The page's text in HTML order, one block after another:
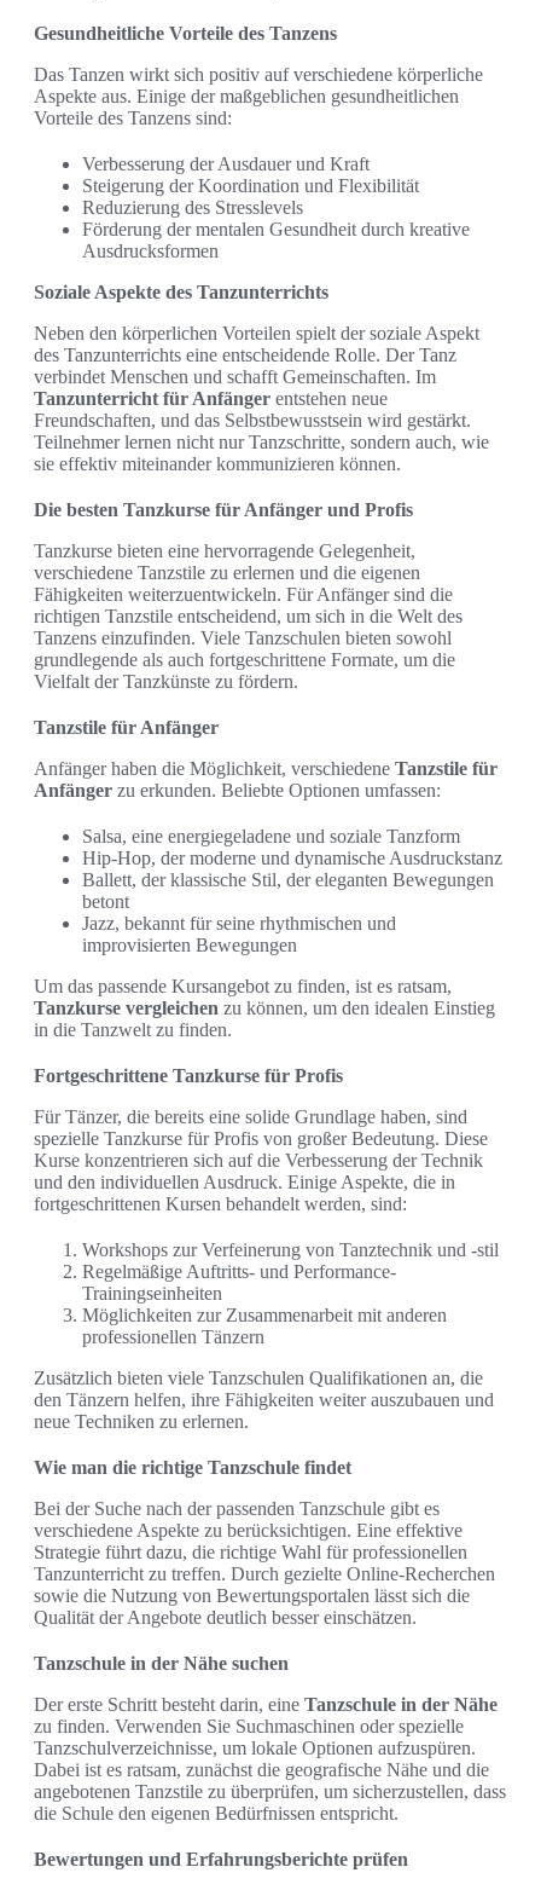
Gesundheitliche Vorteile des Tanzens
Das Tanzen wirkt sich positiv auf verschiedene körperliche
Aspekte aus. Einige der maßgeblichen gesundheitlichen
Vorteile des Tanzens sind:
Verbesserung der Ausdauer und Kraft
Steigerung der Koordination und Flexibilität
Reduzierung des Stresslevels
Förderung der mentalen Gesundheit durch kreative
Ausdrucksformen
Soziale Aspekte des Tanzunterrichts
Neben den körperlichen Vorteilen spielt der soziale Aspekt
des Tanzunterrichts eine entscheidende Rolle. Der Tanz
verbindet Menschen und schafft Gemeinschaften. Im
Tanzunterricht für Anfänger entstehen neue
Freundschaften, und das Selbstbewusstsein wird gestärkt.
Teilnehmer lernen nicht nur Tanzschritte, sondern auch, wie
sie effektiv miteinander kommunizieren können.
Die besten Tanzkurse für Anfänger und Profis
Tanzkurse bieten eine hervorragende Gelegenheit,
verschiedene Tanzstile zu erlernen und die eigenen
Fähigkeiten weiterzuentwickeln. Für Anfänger sind die
richtigen Tanzstile entscheidend, um sich in die Welt des
Tanzens einzufinden. Viele Tanzschulen bieten sowohl
grundlegende als auch fortgeschrittene Formate, um die
Vielfalt der Tanzkünste zu fördern.
Tanzstile für Anfänger
Anfänger haben die Möglichkeit, verschiedene Tanzstile für
Anfänger zu erkunden. Beliebte Optionen umfassen:
Salsa, eine energiegeladene und soziale Tanzform
Hip-Hop, der moderne und dynamische Ausdruckstanz
Ballett, der klassische Stil, der eleganten Bewegungen
betont
Jazz, bekannt für seine rhythmischen und
improvisierten Bewegungen
Um das passende Kursangebot zu finden, ist es ratsam,
Tanzkurse vergleichen zu können, um den idealen Einstieg
in die Tanzwelt zu finden.
Fortgeschrittene Tanzkurse für Profis
Für Tänzer, die bereits eine solide Grundlage haben, sind
spezielle Tanzkurse für Profis von großer Bedeutung. Diese
Kurse konzentrieren sich auf die Verbesserung der Technik
und den individuellen Ausdruck. Einige Aspekte, die in
fortgeschrittenen Kursen behandelt werden, sind:
Workshops zur Verfeinerung von Tanztechnik und -stil
Regelmäßige Auftritts- und Performance-
Trainingseinheiten
Möglichkeiten zur Zusammenarbeit mit anderen
professionellen Tänzern
Zusätzlich bieten viele Tanzschulen Qualifikationen an, die
den Tänzern helfen, ihre Fähigkeiten weiter auszubauen und
neue Techniken zu erlernen.
Wie man die richtige Tanzschule findet
Bei der Suche nach der passenden Tanzschule gibt es
verschiedene Aspekte zu berücksichtigen. Eine effektive
Strategie führt dazu, die richtige Wahl für professionellen
Tanzunterricht zu treffen. Durch gezielte Online-Recherchen
sowie die Nutzung von Bewertungsportalen lässt sich die
Qualität der Angebote deutlich besser einschätzen.
Tanzschule in der Nähe suchen
Der erste Schritt besteht darin, eine Tanzschule in der Nähe
zu finden. Verwenden Sie Suchmaschinen oder spezielle
Tanzschulverzeichnisse, um lokale Optionen aufzuspüren.
Dabei ist es ratsam, zunächst die geografische Nähe und die
angebotenen Tanzstile zu überprüfen, um sicherzustellen, dass
die Schule den eigenen Bedürfnissen entspricht.
Bewertungen und Erfahrungsberichte prüfen